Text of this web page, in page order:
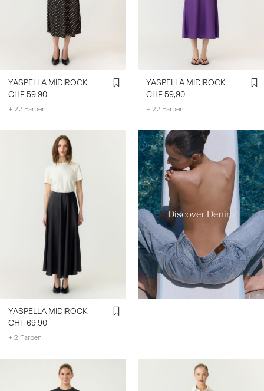
YASPELLA MIDIROCK
CHF 59,90
+ 22 Farben
YASPELLA MIDIROCK
CHF 59,90
+ 22 Farben
YASPELLA MIDIROCK
CHF 69,90
+ 2 Farben
Discover Denim
https://www.y-a-s.com/de-
ch/ys-trend-
categories/denim-styles/